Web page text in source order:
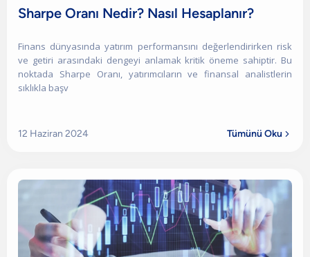
Sharpe Oranı Nedir? Nasıl Hesaplanır?
Finans dünyasında yatırım performansını değerlendirirken risk
ve getiri arasındaki dengeyi anlamak kritik öneme sahiptir. Bu
noktada Sharpe Oranı, yatırımcıların ve finansal analistlerin
sıklıkla başv
12 Haziran 2024 Tümünü Oku 